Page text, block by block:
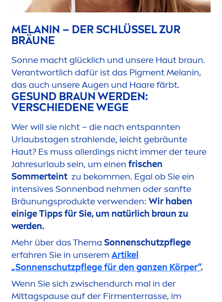
MELANIN – DER SCHLÜSSEL ZUR
BRÄUNE
Sonne macht glücklich und unsere Haut braun.
Verantwortlich dafür ist das Pigment Melanin,
das auch unsere Augen und Haare färbt.
GESUND BRAUN WERDEN:
VERSCHIEDENE WEGE
Wer will sie nicht – die nach entspannten
Urlaubstagen strahlende, leicht gebräunte
Haut? Es muss allerdings nicht immer der teure
Jahresurlaub sein, um einen frischen
Sommerteintzu bekommen. Egal ob Sie ein
intensives Sonnenbad nehmen oder sanfte
Bräunungsprodukte verwenden: Wir haben
einige Tipps für Sie, um natürlich braun zu
werden.
Mehr über das Thema Sonnenschutzpflege
erfahren Sie in unserem Artikel
„Sonnenschutzpflege für den ganzen Körper“.
Wenn Sie sich zwischendurch mal in der
Mittagspause auf der Firmenterrasse, im